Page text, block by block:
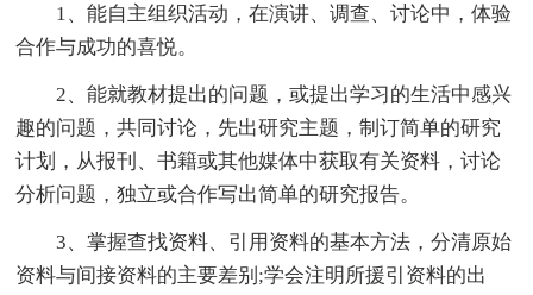
1、能自主组织活动，在演讲、调查、讨论中，体验
合作与成功的喜悦。
2、能就教材提出的问题，或提出学习的生活中感兴
趣的问题，共同讨论，先出研究主题，制订简单的研究
计划，从报刊、书籍或其他媒体中获取有关资料，讨论
分析问题，独立或合作写出简单的研究报告。
3、掌握查找资料、引用资料的基本方法，分清原始
资料与间接资料的主要差别;学会注明所援引资料的出